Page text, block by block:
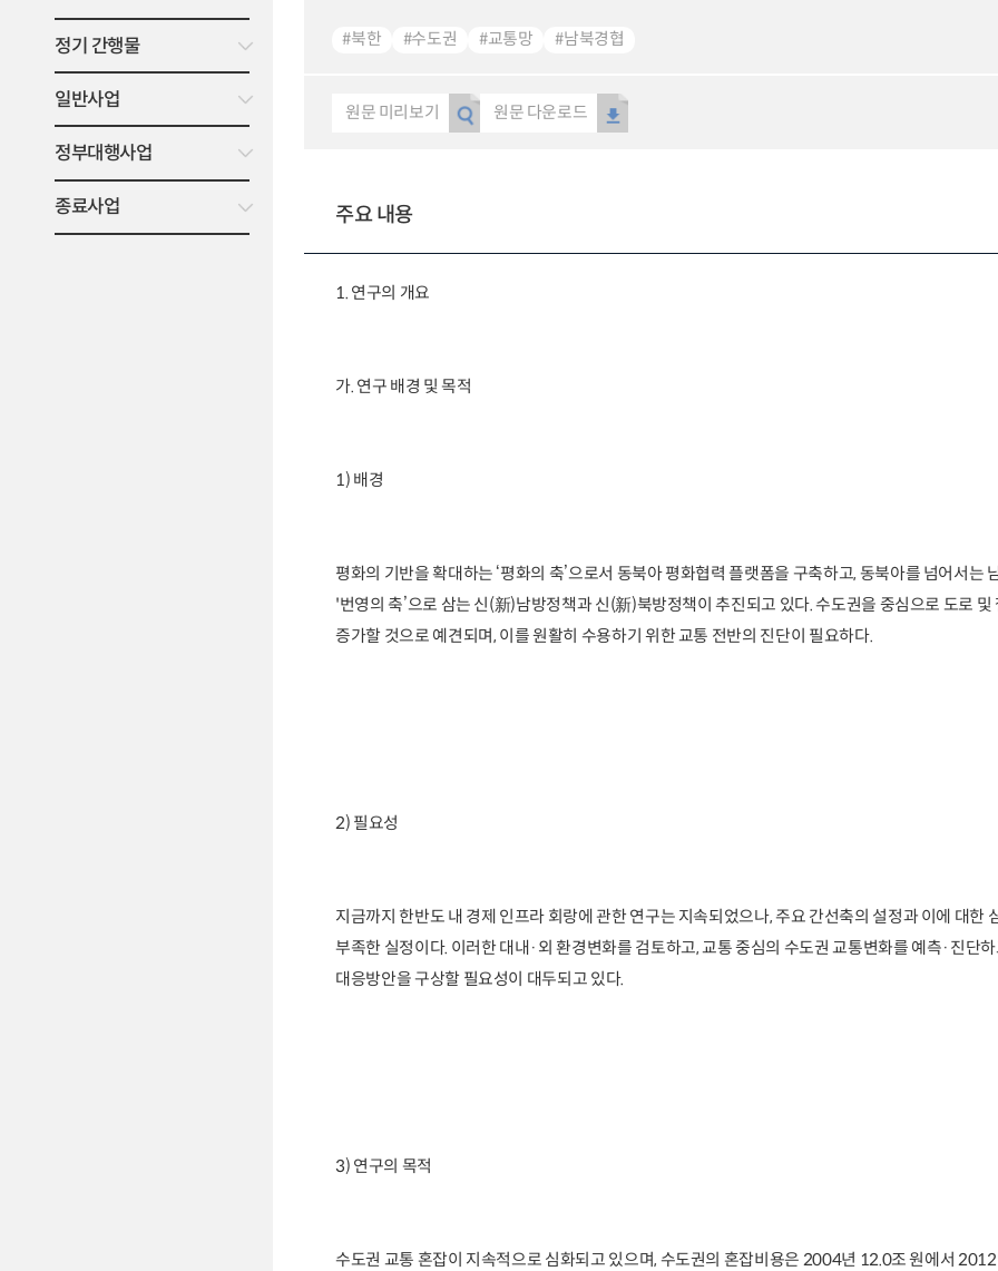
정기 간행물
일반사업
정부대행사업
종료사업
#북한 #수도권 #교통망 #남북경협
원문 미리보기 원문 다운로드
주요 내용
1. 연구의 개요
가. 연구 배경 및 목적
1) 배경
평화의 기반을 확대하는 ‘평화의 축’으로서 동북아 평화협력 플랫폼을 구축하고, 동북아를 넘어서는
'번영의 축’으로 삼는 신(新)남방정책과 신(新)북방정책이 추진되고 있다. 수도권을 중심으로 도로
증가할 것으로 예견되며, 이를 원활히 수용하기 위한 교통 전반의 진단이 필요하다.
2) 필요성
지금까지 한반도 내 경제 인프라 회랑에 관한 연구는 지속되었으나, 주요 간선축의 설정과 이에 대한
부족한 실정이다. 이러한 대내·외 환경변화를 검토하고, 교통 중심의 수도권 교통변화를 예측·진단
대응방안을 구상할 필요성이 대두되고 있다.
3) 연구의 목적
수도권 교통 혼잡이 지속적으로 심화되고 있으며, 수도권의 혼잡비용은 2004년 12.0조 원에서